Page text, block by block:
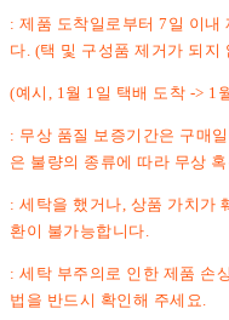
: 제품 도착일로부터 7일 이내
다. (택 및 구성품 제거가 되
(예시, 1월 1일 택배 도착 -> 1
: 무상 품질 보증기간은 구매
은 불량의 종류에 따라 무상
: 세탁을 했거나, 상품 가치가
환이 불가능합니다.
: 세탁 부주의로 인한 제품 손
법을 반드시 확인해 주세요.